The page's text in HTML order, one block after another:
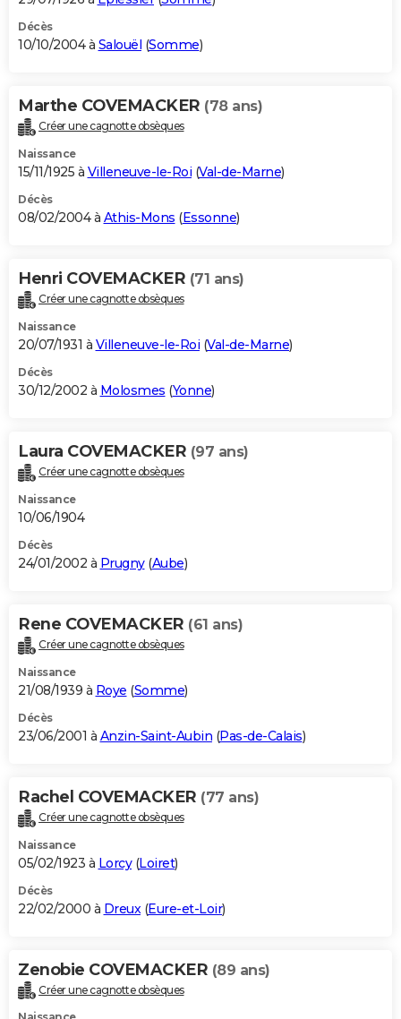
Décès
10/10/2004 à Salouël (Somme)
Marthe COVEMACKER (78 ans)
Créer une cagnotte obsèques
Naissance
15/11/1925 à Villeneuve-le-Roi (Val-de-Marne)
Décès
08/02/2004 à Athis-Mons (Essonne)
Henri COVEMACKER (71 ans)
Créer une cagnotte obsèques
Naissance
20/07/1931 à Villeneuve-le-Roi (Val-de-Marne)
Décès
30/12/2002 à Molosmes (Yonne)
Laura COVEMACKER (97 ans)
Créer une cagnotte obsèques
Naissance
10/06/1904
Décès
24/01/2002 à Prugny(Aube)
Rene COVEMACKER (61 ans)
Créer une cagnotte obsèques
Naissance
21/08/1939 à Roye (Somme)
Décès
23/06/2001 à Anzin-Saint-Aubin (Pas-de-Calais)
Rachel COVEMACKER (77 ans)
Créer une cagnotte obsèques
Naissance
05/02/1923 à Lorcy(Loiret)
Décès
22/02/2000 à Dreux (Eure-et-Loir)
Zenobie COVEMACKER (89 ans)
Créer une cagnotte obsèques